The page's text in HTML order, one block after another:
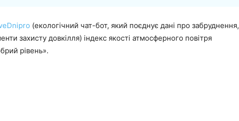
(екологічний чат-бот, який поєднує дані про забруднення,
захисту довкілля) індекс якості атмосферного повітря
рівень».